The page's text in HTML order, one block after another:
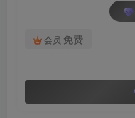
会员 免费